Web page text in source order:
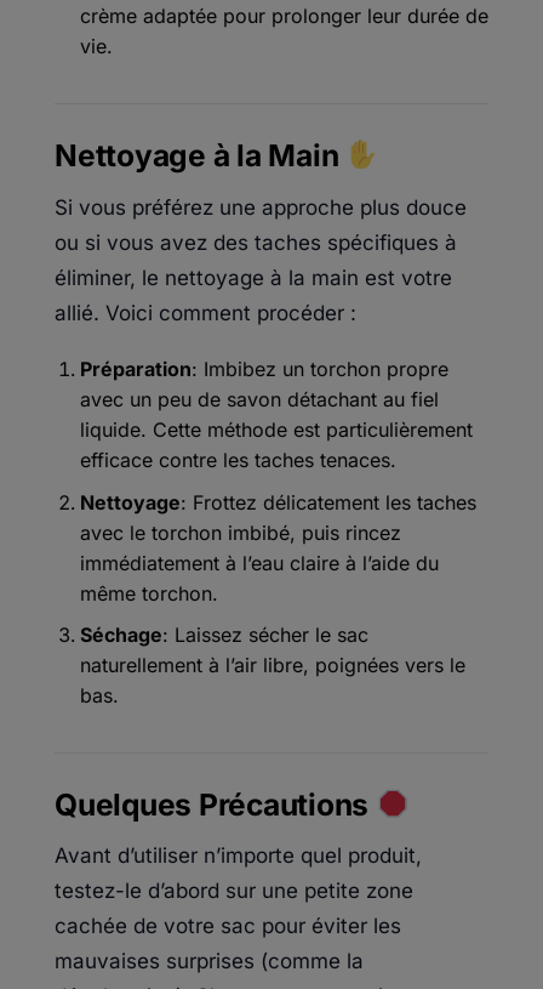
crème adaptée pour prolonger leur durée de
vie.
Nettoyage à la Main
Si vous préférez une approche plus douce
ou si vous avez des taches spécifiques à
éliminer, le nettoyage à la main est votre
allié. Voici comment procéder :
Préparation: Imbibez un torchon propre
avec un peu de savon détachant au fiel
liquide. Cette méthode est particulièrement
efficace contre les taches tenaces.
Nettoyage: Frottez délicatement les taches
avec le torchon imbibé, puis rincez
immédiatement à l’eau claire à l’aide du
même torchon.
Séchage: Laissez sécher le sac
naturellement à l’air libre, poignées vers le
bas.
Quelques Précautions
Avant d’utiliser n’importe quel produit,
testez-le d’abord sur une petite zone
cachée de votre sac pour éviter les
mauvaises surprises (comme la